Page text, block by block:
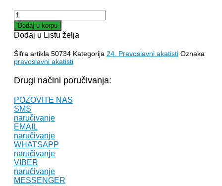
AKATIST
SVETOM
JOVANU
količina
Dodaj u korpu
Dodaj u Listu želja
Šifra artikla 50734 Kategorija 24. Pravoslavni akatisti Oznaka
pravoslavni akatisti
Drugi načini poručivanja:
POZOVITE NAS
SMS
naručivanje
EMAIL
naručivanje
WHATSAPP
naručivanje
VIBER
naručivanje
MESSENGER